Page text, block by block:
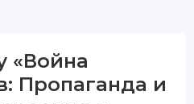
«Война
Пропаганда и